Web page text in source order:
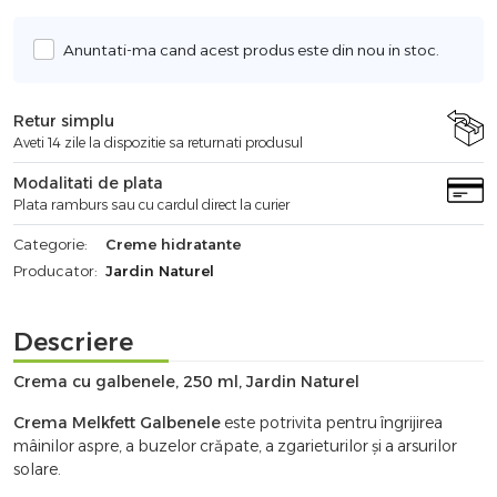
Anuntati-ma cand acest produs este din nou in stoc.
Retur simplu
Aveti 14 zile la dispozitie sa returnati produsul
Modalitati de plata
Plata ramburs sau cu cardul direct la curier
Categorie:
Creme hidratante
Producator: Jardin Naturel
Descriere
Crema cu galbenele, 250 ml, Jardin Naturel
Crema Melkfett Galbenele este potrivita pentru îngrijirea
mâinilor aspre, a buzelor crăpate, a zgarieturilor și a arsurilor
solare.